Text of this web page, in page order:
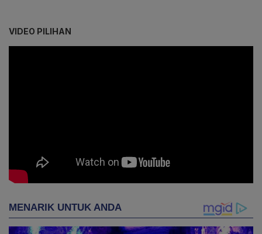
VIDEO PILIHAN